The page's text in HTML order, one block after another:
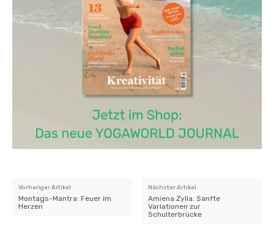
Vorheriger Artikel
Montags-Mantra: Feuer im
Herzen
Nächster Artikel
Amiena Zylla: Sanfte
Variationen zur
Schulterbrücke